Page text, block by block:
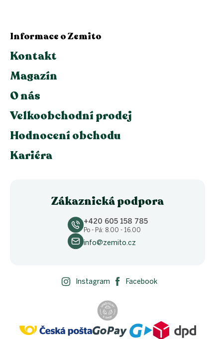
Informace o Zemito
Kontakt
Magazín
O nás
Velkoobchodní prodej
Hodnocení obchodu
Kariéra
Zákaznická podpora
+420 605 158 785
Po - Pá: 8.00 - 16.00
info@zemito.cz
Instagram Facebook